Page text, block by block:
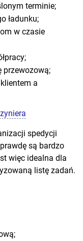
terminie;
ładunku;
w czasie
przewozową;
a
spedycji
są bardzo
więc idealna dla
listę zadań.